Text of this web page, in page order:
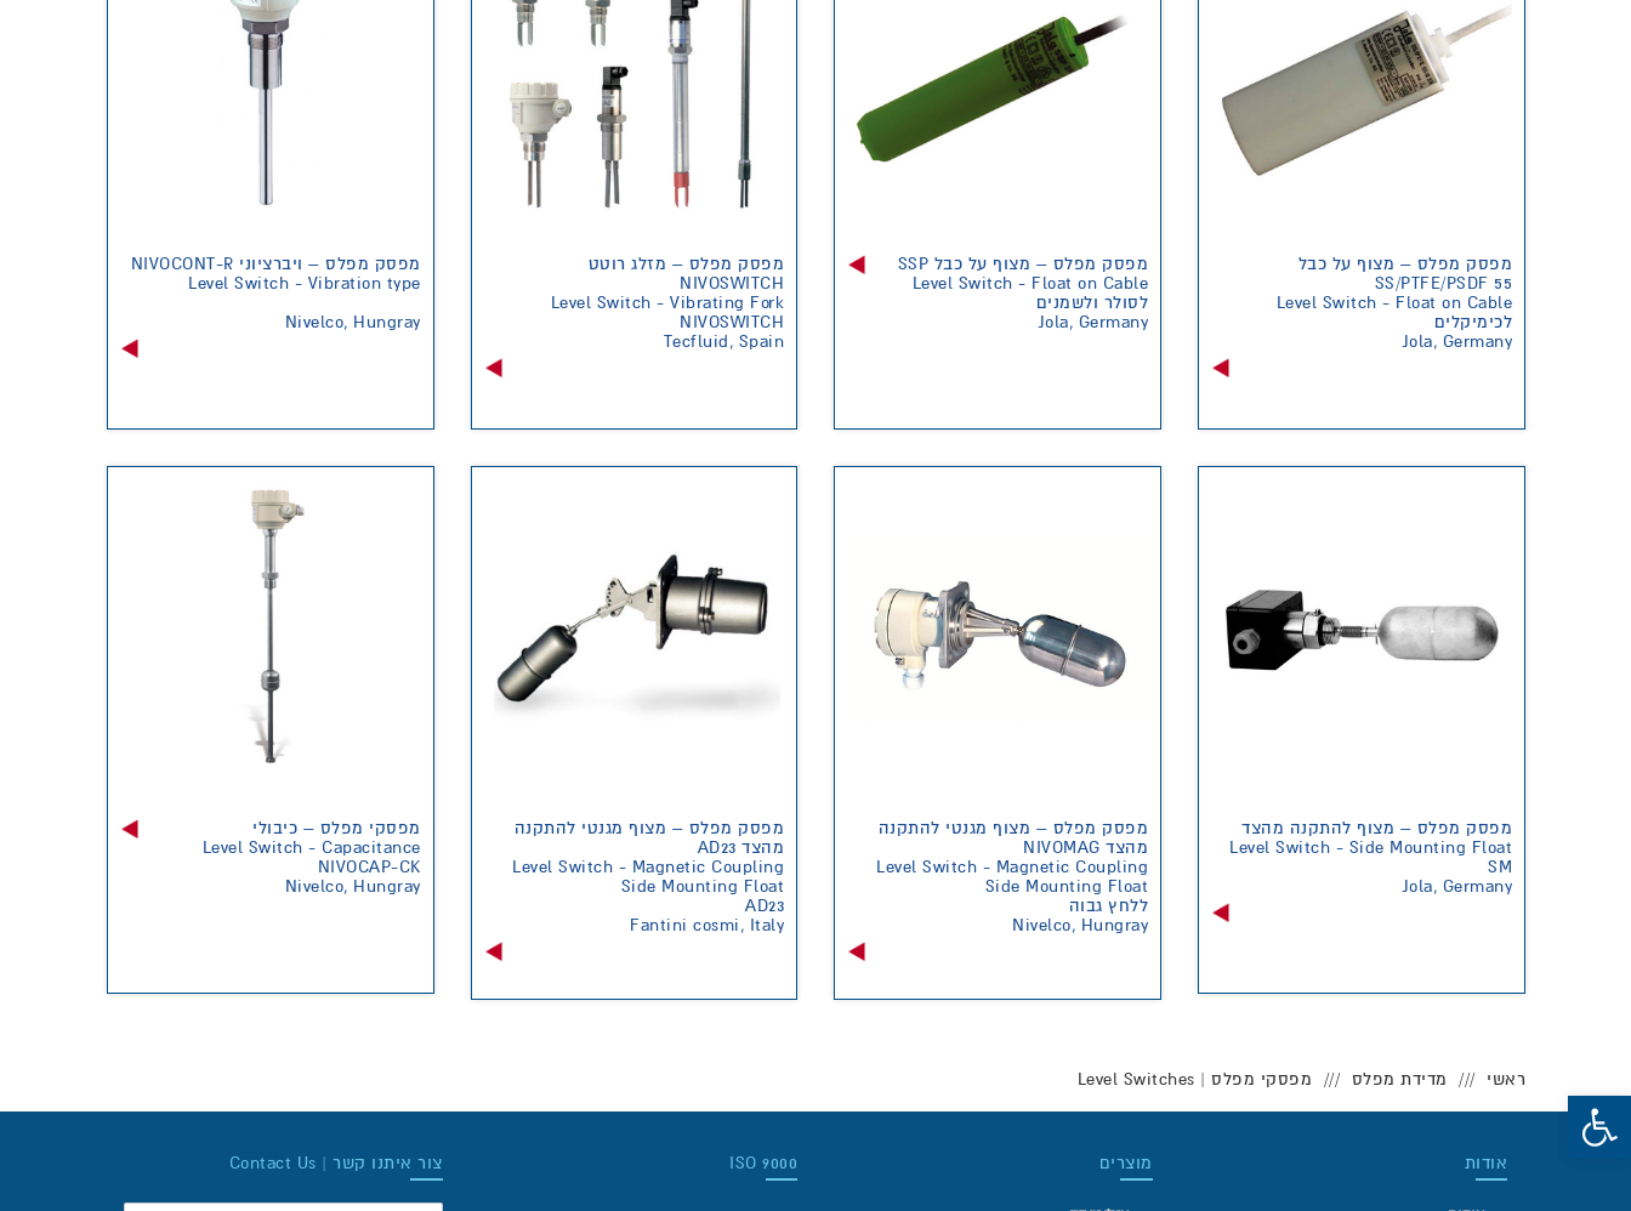
פתח סרגל נגישות
מפסק מפלס – מצוף על כבל
SS/PTFE/PSDF 55
Level Switch - Float on Cable
לכימיקלים
Jola, Germany
מפסק מפלס – מצוף על כבל SSP
Level Switch - Float on Cable
לסולר ולשמנים
Jola, Germany
מפסק מפלס – מזלג רוטט
NIVOSWITCH
Level Switch - Vibrating Fork
NIVOSWITCH
Tecfluid, Spain
מפסק מפלס – ויברציוני NIVOCONT-R
Level Switch - Vibration type
Nivelco, Hungray
מפסק מפלס – מצוף להתקנה מהצד
Level Switch - Side Mounting Float
SM
Jola, Germany
מפסק מפלס – מצוף מגנטי להתקנה
מהצד NIVOMAG
Level Switch - Magnetic Coupling
Side Mounting Float
ללחץ גבוה
Nivelco, Hungray
מפסק מפלס – מצוף מגנטי להתקנה
מהצד AD23
Level Switch - Magnetic Coupling
Side Mounting Float
AD23
Fantini cosmi, Italy
מפסקי מפלס – כיבולי
Level Switch - Capacitance
NIVOCAP-CK
Nivelco, Hungray
ראשי מדידת מפלס מפסקי מפלס | Level Switches
אודות מוצרים ISO 9000 צור איתנו קשר | Contact Us